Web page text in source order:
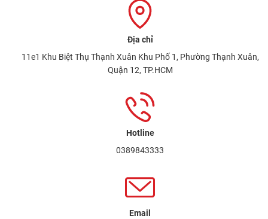
Địa chỉ
11e1 Khu Biệt Thụ Thạnh Xuân Khu Phố 1, Phường Thạnh Xuân,
Quận 12, TP.HCM
Hotline
0389843333
Email